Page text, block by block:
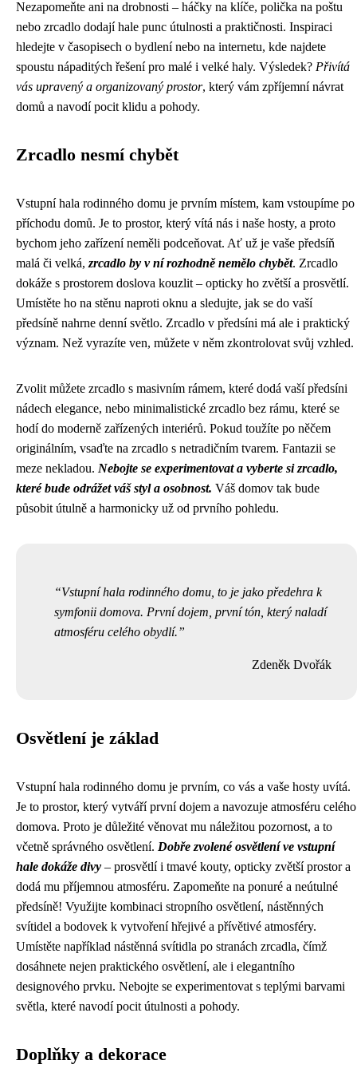
Nezapomeňte ani na drobnosti – háčky na klíče, polička na poštu
nebo zrcadlo dodají hale punc útulnosti a praktičnosti. Inspiraci
hledejte v časopisech o bydlení nebo na internetu, kde najdete
spoustu nápaditých řešení pro malé i velké haly. Výsledek? Přivítá
vás upravený a organizovaný prostor, který vám zpříjemní návrat
domů a navodí pocit klidu a pohody.
Zrcadlo nesmí chybět
Vstupní hala rodinného domu je prvním místem, kam vstoupíme po
příchodu domů. Je to prostor, který vítá nás i naše hosty, a proto
bychom jeho zařízení neměli podceňovat. Ať už je vaše předsíň
malá či velká, zrcadlo by v ní rozhodně nemělo chybět. Zrcadlo
dokáže s prostorem doslova kouzlit – opticky ho zvětší a prosvětlí.
Umístěte ho na stěnu naproti oknu a sledujte, jak se do vaší
předsíně nahrne denní světlo. Zrcadlo v předsíni má ale i praktický
význam. Než vyrazíte ven, můžete v něm zkontrolovat svůj vzhled.
Zvolit můžete zrcadlo s masivním rámem, které dodá vaší předsíni
nádech elegance, nebo minimalistické zrcadlo bez rámu, které se
hodí do moderně zařízených interiérů. Pokud toužíte po něčem
originálním, vsaďte na zrcadlo s netradičním tvarem. Fantazii se
meze nekladou. Nebojte se experimentovat a vyberte si zrcadlo,
které bude odrážet váš styl a osobnost. Váš domov tak bude
působit útulně a harmonicky už od prvního pohledu.
Vstupní hala rodinného domu, to je jako předehra k
symfonii domova. První dojem, první tón, který naladí
atmosféru celého obydlí.
Zdeněk Dvořák
Osvětlení je základ
Vstupní hala rodinného domu je prvním, co vás a vaše hosty uvítá.
Je to prostor, který vytváří první dojem a navozuje atmosféru celého
domova. Proto je důležité věnovat mu náležitou pozornost, a to
včetně správného osvětlení. Dobře zvolené osvětlení ve vstupní
hale dokáže divy – prosvětlí i tmavé kouty, opticky zvětší prostor a
dodá mu příjemnou atmosféru. Zapomeňte na ponuré a neútulné
předsíně! Využijte kombinaci stropního osvětlení, nástěnných
svítidel a bodovek k vytvoření hřejivé a přívětivé atmosféry.
Umístěte například nástěnná svítidla po stranách zrcadla, čímž
dosáhnete nejen praktického osvětlení, ale i elegantního
designového prvku. Nebojte se experimentovat s teplými barvami
světla, které navodí pocit útulnosti a pohody.
Doplňky a dekorace